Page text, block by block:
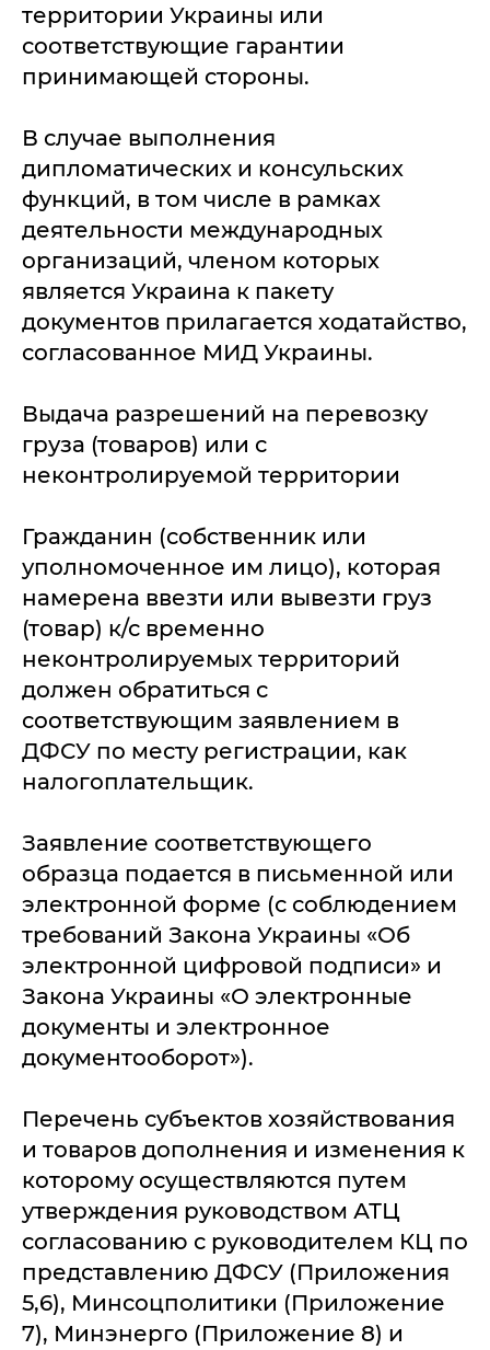
территории Украины или
соответствующие гарантии
принимающей стороны.
В случае выполнения
дипломатических и консульских
функций, в том числе в рамках
деятельности международных
организаций, членом которых
является Украина к пакету
документов прилагается ходатайство,
согласованное МИД Украины.
Выдача разрешений на перевозку
груза (товаров) или с
неконтролируемой территории
Гражданин (собственник или
уполномоченное им лицо), которая
намерена ввезти или вывезти груз
(товар) к/с временно
неконтролируемых территорий
должен обратиться с
соответствующим заявлением в
ДФСУ по месту регистрации, как
налогоплательщик.
Заявление соответствующего
образца подается в письменной или
электронной форме (с соблюдением
требований Закона Украины «Об
электронной цифровой подписи» и
Закона Украины «О электронные
документы и электронное
документооборот»).
Перечень субъектов хозяйствования
и товаров дополнения и изменения к
которому осуществляются путем
утверждения руководством АТЦ
согласованию с руководителем КЦ по
представлению ДФСУ (Приложения
5,6), Минсоцполитики (Приложение
7), Минэнерго (Приложение 8) и